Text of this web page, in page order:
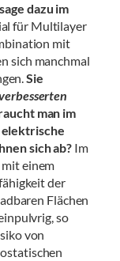
dazu im
für Multilayer
mit
sich manchmal
Sie
man im
sich ab? Im
einem
der
Flächen
so
von